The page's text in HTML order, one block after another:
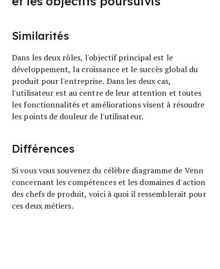
Similarités
Dans les deux rôles, l'objectif principal est le
développement, la croissance et le succès global du
produit pour l'entreprise. Dans les deux cas,
l'utilisateur est au centre de leur attention et toutes
les fonctionnalités et améliorations visent à résoudre
les points de douleur de l'utilisateur.
Différences
Si vous vous souvenez du célèbre diagramme de Venn
concernant les compétences et les domaines d'action
des chefs de produit, voici à quoi il ressemblerait pour
ces deux métiers.